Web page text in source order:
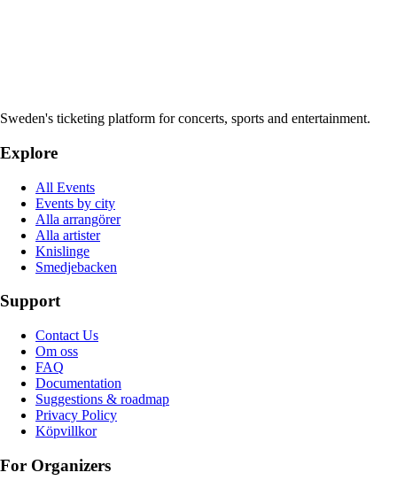
Sweden's ticketing platform for concerts, sports and entertainment.
Explore
All Events
Events by city
Alla arrangörer
Alla artister
Knislinge
Smedjebacken
Support
Contact Us
Om oss
FAQ
Documentation
Suggestions & roadmap
Privacy Policy
Köpvillkor
For Organizers